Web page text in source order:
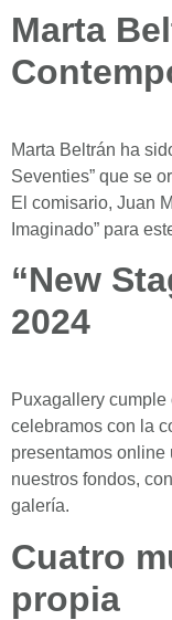
Marta
Marta Beltrán ha
Seventies” que se
El comisario, Juan
Imaginado” para
“New
2024
Puxagallery
celebramos con la
presentamos
nuestros fondos,
galería.
Cuatro
propia